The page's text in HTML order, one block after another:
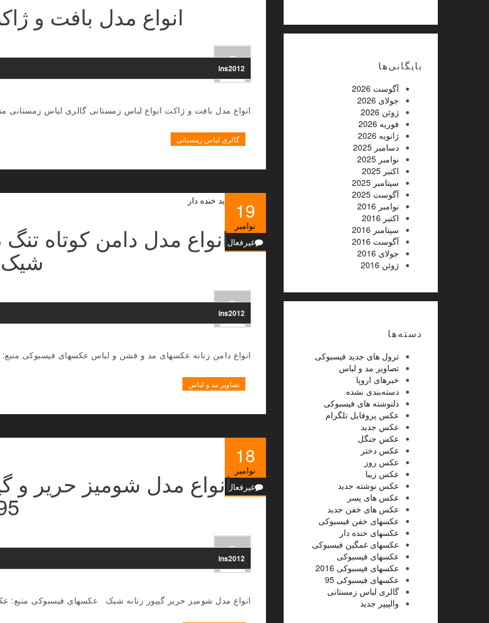
انواع مدل بافت و
ins2012
انواع مدل بافت و ژاکت انواع لباس زمستانی گالری لباس زمستانی
گالری لباس زمستانی
19
نوامبر
غیرفعالانواع مدل دامن کوتاه
شیک 95
ins2012
انواع دامن زنانه عکسهای مد و فشن و لباس عکسهای فیسبوکی
تصاویر مد و لباس
18
نوامبر
غیرفعالانواع مدل شومیز حریر و
ins2012
انواع مدل شومیز حریر گیپور زنانه شیک عکسهای فیسبوکی منبع:
بایگانی‌ها
آگوست 2026
جولای 2026
ژوئن 2026
فوریه 2026
ژانویه 2026
دسامبر 2025
نوامبر 2025
اکتبر 2025
سپتامبر 2025
آگوست 2025
نوامبر 2016
اکتبر 2016
سپتامبر 2016
آگوست 2016
جولای 2016
ژوئن 2016
دسته‌ها
ترول های جدید فیسبوکی
تصاویر مد و لباس
خبرهای اروپا
دسته‌بندی نشده
دلنوشته های فیسبوکی
عکس پروفایل تلگرام
عکس جدید
عکس جنگل
عکس دختر
عکس روز
عکس زیبا
عکس نوشته جدید
عکس های پسر
عکس های خفن جدید
عکسهای خفن فیسبوکی
عکسهای خنده دار
عکسهای غمگین فیسبوکی
عکسهای فیسبوکی
عکسهای فیسبوکی 2016
عکسهای فیسبوکی 95
گالری لباس زمستانی
والپیپر جدید